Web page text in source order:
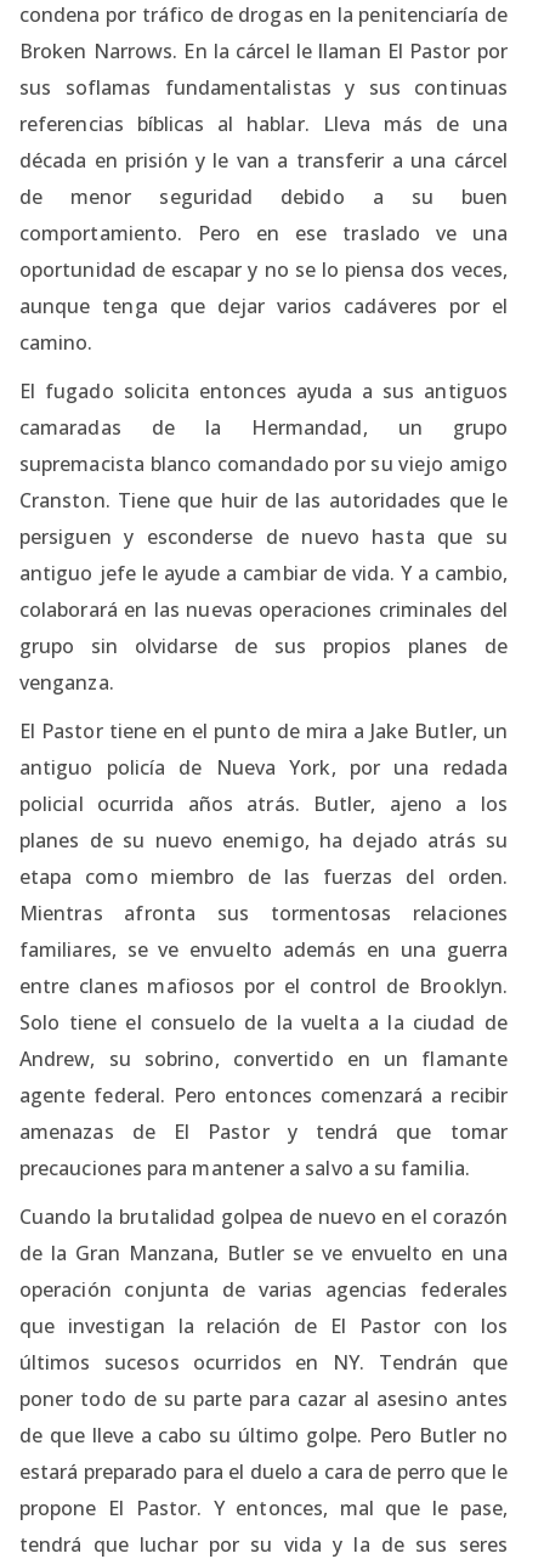
condena por tráfico de drogas en la penitenciaría de
Broken Narrows. En la cárcel le llaman El Pastor por
sus soflamas fundamentalistas y sus continuas
referencias bíblicas al hablar. Lleva más de una
década en prisión y le van a transferir a una cárcel
de menor seguridad debido a su buen
comportamiento. Pero en ese traslado ve una
oportunidad de escapar y no se lo piensa dos veces,
aunque tenga que dejar varios cadáveres por el
camino.
El fugado solicita entonces ayuda a sus antiguos
camaradas de la Hermandad, un grupo
supremacista blanco comandado por su viejo amigo
Cranston. Tiene que huir de las autoridades que le
persiguen y esconderse de nuevo hasta que su
antiguo jefe le ayude a cambiar de vida. Y a cambio,
colaborará en las nuevas operaciones criminales del
grupo sin olvidarse de sus propios planes de
venganza.
El Pastor tiene en el punto de mira a Jake Butler, un
antiguo policía de Nueva York, por una redada
policial ocurrida años atrás. Butler, ajeno a los
planes de su nuevo enemigo, ha dejado atrás su
etapa como miembro de las fuerzas del orden.
Mientras afronta sus tormentosas relaciones
familiares, se ve envuelto además en una guerra
entre clanes mafiosos por el control de Brooklyn.
Solo tiene el consuelo de la vuelta a la ciudad de
Andrew, su sobrino, convertido en un flamante
agente federal. Pero entonces comenzará a recibir
amenazas de El Pastor y tendrá que tomar
precauciones para mantener a salvo a su familia.
Cuando la brutalidad golpea de nuevo en el corazón
de la Gran Manzana, Butler se ve envuelto en una
operación conjunta de varias agencias federales
que investigan la relación de El Pastor con los
últimos sucesos ocurridos en NY. Tendrán que
poner todo de su parte para cazar al asesino antes
de que lleve a cabo su último golpe. Pero Butler no
estará preparado para el duelo a cara de perro que le
propone El Pastor. Y entonces, mal que le pase,
tendrá que luchar por su vida y la de sus seres